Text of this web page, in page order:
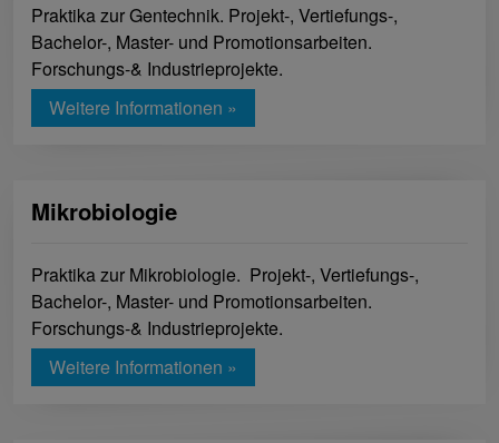
Praktika zur Gentechnik. Projekt-, Vertiefungs-,
Bachelor-, Master- und Promotionsarbeiten.
Forschungs-& Industrieprojekte.
Weitere Informationen »
Mikrobiologie
Praktika zur Mikrobiologie. Projekt-, Vertiefungs-,
Bachelor-, Master- und Promotionsarbeiten.
Forschungs-& Industrieprojekte.
Weitere Informationen »